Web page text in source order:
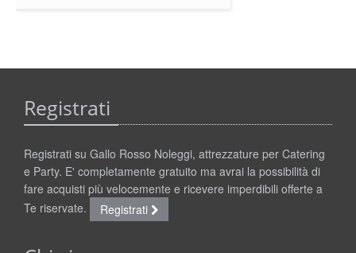
Registrati
Registrati su Gallo Rosso Noleggi, attrezzature per Catering
e Party. E' completamente gratuito ma avrai la possibilità di
fare acquisti più velocemente e ricevere imperdibili offerte a
Te riservate.
Registrati